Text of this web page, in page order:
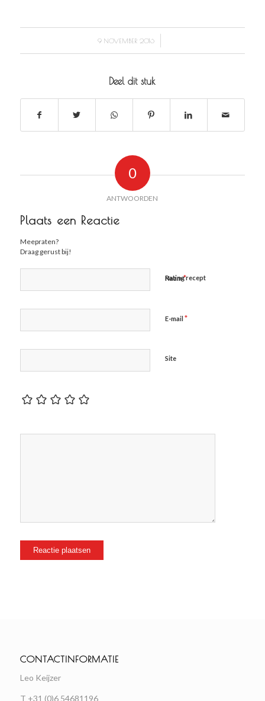
9 NOVEMBER 2016
/
Deel dit stuk
0
ANTWOORDEN
Plaats een Reactie
Meepraten?
Draag gerust bij!
Naam*
E-mail *
Site
Rating recept
CONTACTINFORMATIE
Leo Keijzer
T +31 (0)6 54681196